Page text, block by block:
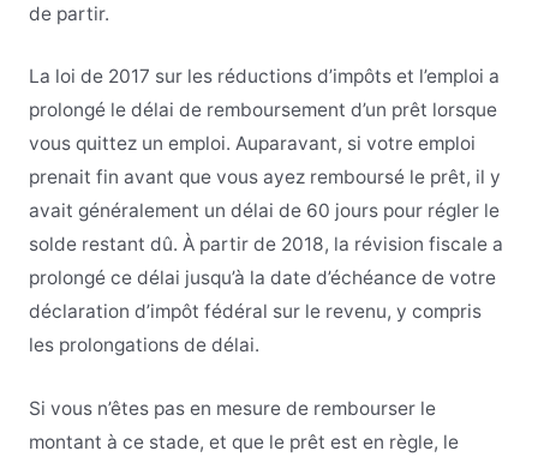
de partir.
La loi de 2017 sur les réductions d’impôts et l’emploi a
prolongé le délai de remboursement d’un prêt lorsque
vous quittez un emploi. Auparavant, si votre emploi
prenait fin avant que vous ayez remboursé le prêt, il y
avait généralement un délai de 60 jours pour régler le
solde restant dû. À partir de 2018, la révision fiscale a
prolongé ce délai jusqu’à la date d’échéance de votre
déclaration d’impôt fédéral sur le revenu, y compris
les prolongations de délai.
Si vous n’êtes pas en mesure de rembourser le
montant à ce stade, et que le prêt est en règle, le